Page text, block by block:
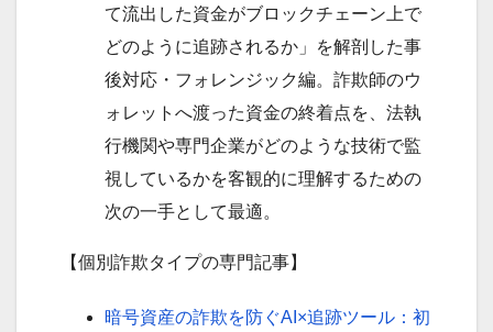
て流出した資金がブロックチェーン上で
どのように追跡されるか」を解剖した事
後対応・フォレンジック編。詐欺師のウ
ォレットへ渡った資金の終着点を、法執
行機関や専門企業がどのような技術で監
視しているかを客観的に理解するための
次の一手として最適。
【個別詐欺タイプの専門記事】
暗号資産の詐欺を防ぐAI×追跡ツール：初